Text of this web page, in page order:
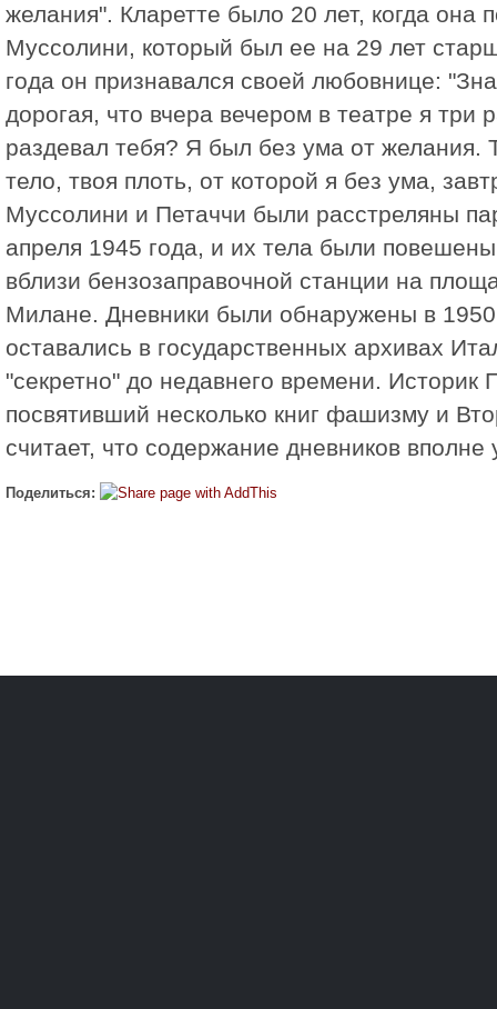
желания". Кларетте было 20 лет, когда она
Муссолини, который был ее на 29 лет
года он признавался своей любовнице:
дорогая, что вчера вечером в театре я три
раздевал тебя? Я был без ума от желания.
тело, твоя плоть, от которой я без ума,
Муссолини и Петаччи были расстреляны
апреля 1945 года, и их тела были
вблизи бензозаправочной станции на
Милане. Дневники были обнаружены в 1950
оставались в государственных архивах
"секретно" до недавнего времени. Историк
посвятивший несколько книг фашизму и
считает, что содержание дневников вполне
Поделиться: